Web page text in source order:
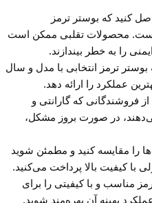
کنید که بوستر ترمز
است. محصولات تقلبی ممکن است
را به خطر بیندازند.
ترمز انتخابی با مدل و سال
فروشندگانی که گارانتی و
در صورت بروز مشکل،
را مقایسه کنید و مطمئن شوید
با کیفیت بالا پرداخت می‌کنید.
مناسب و با کیفیتی را برای